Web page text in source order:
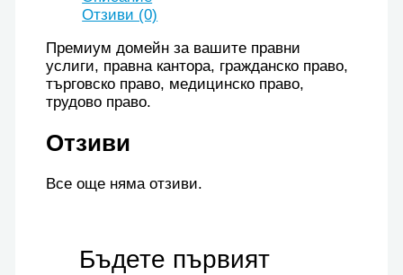
Отзиви (0)
Премиум домейн за вашите правни
услиги, правна кантора, гражданско право,
търговско право, медицинско право,
трудово право.
Отзиви
Все още няма отзиви.
Бъдете първият